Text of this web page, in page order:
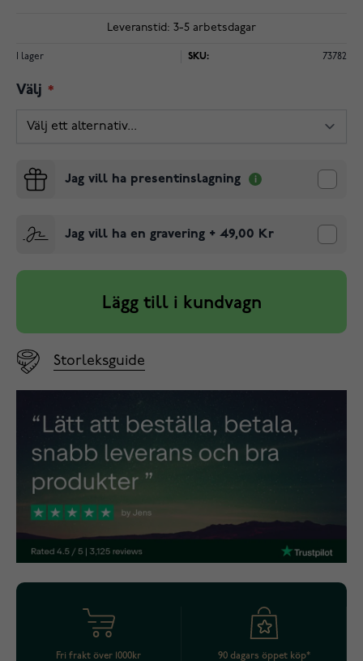
Leveranstid: 3-5 arbetsdagar
I lager SKU: 73782
Välj
Jag vill ha presentinslagning
Jag vill ha en gravering + 49,00 Kr
Lägg till i kundvagn
Storleksguide
Fri frakt över 1000kr 90 dagars öppet köp*